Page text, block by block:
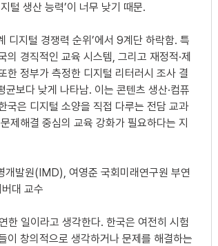
털 생산 능력’이 너무 낮기 때문.
지털 경쟁력 순위’에서 9계단 하락함. 특
경직적인 교육 시스템, 그리고 재정적·제
한 정부가 측정한 디지털 리터러시 조사 결
균보다 낮게 나타남. 이는 콘텐츠 생산·컴퓨
국은 디지털 소양을 직접 다루는 전담 교과
제해결 중심의 교육 강화가 필요하다는 지
개발원(IMD), 여영준 국회미래연구원 부연
대 교수
한 일이라고 생각한다. 한국은 여전히 시험
이 창의적으로 생각하거나 문제를 해결하는